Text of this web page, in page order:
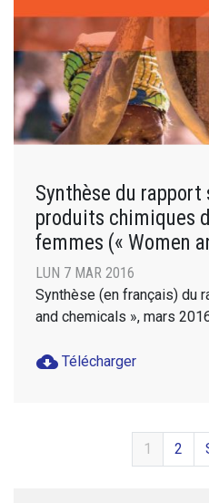
Synthèse du rapport
produits chimiques
femmes (« Women
LUN 7 MAR 2016
Synthèse (en français) du
and chemicals », mars
cloud_download Télécharger
1 2